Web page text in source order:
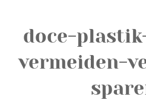
doce-
vermeiden-